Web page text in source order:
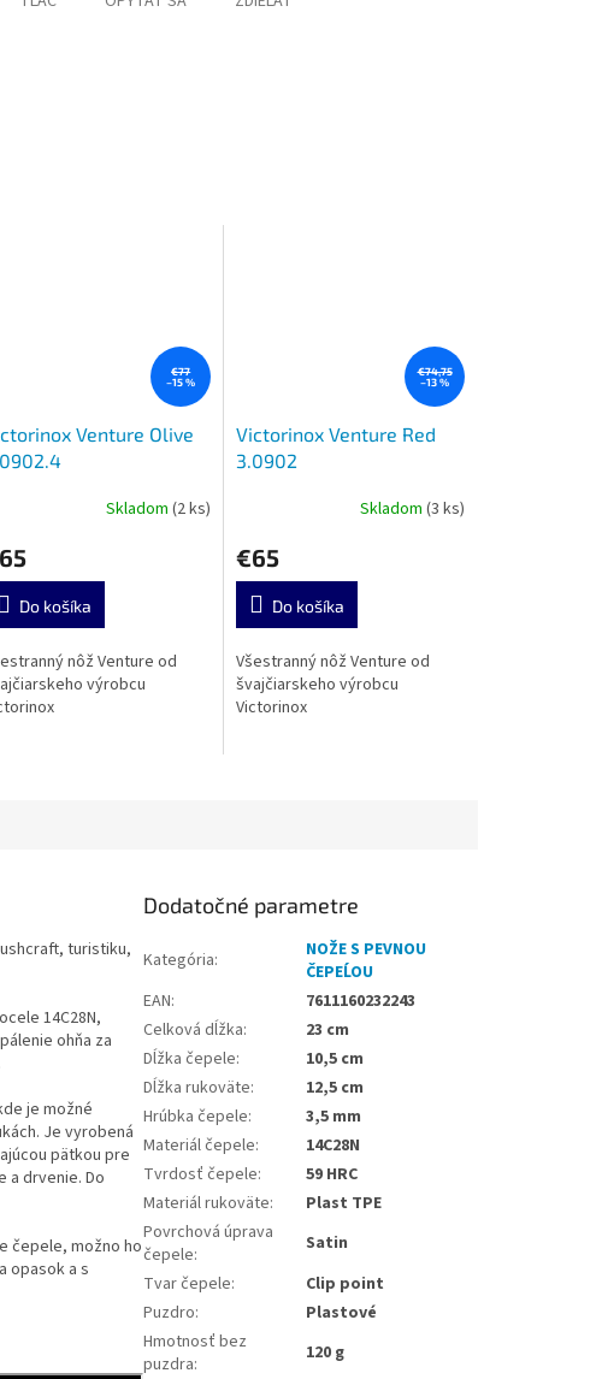
€77
–15 %
Venture Olive
Skladom(2 ks)
Do košíka
nôž Venture od
výrobcu
€74,75
–13 %
Victorinox Venture Red
3.0902
Skladom (3 ks)
€65
Do košíka
Všestranný nôž Venture od
švajčiarskeho výrobcu
Victorinox
turistiku,
14C28N,
ohňa za
je možné
Je vyrobená
pätkou pre
a drvenie. Do
čepele, možno ho
opasok a s
Dodatočné parametre
Kategória:
NOŽE S PEVNOU
ČEPEĹOU
EAN:
7611160232243
Celková dĺžka:
23 cm
Dĺžka čepele:
10,5 cm
Dĺžka rukoväte:
12,5 cm
Hrúbka čepele:
3,5 mm
Materiál čepele:
14C28N
Tvrdosť čepele:
59 HRC
Materiál rukoväte:
Plast TPE
Povrchová úprava
čepele:
Satin
Tvar čepele:
Clip point
Puzdro:
Plastové
Hmotnosť bez
puzdra:
120 g